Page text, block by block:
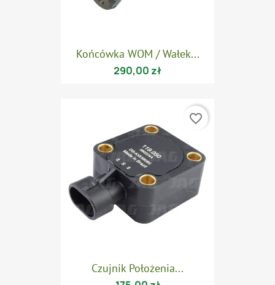
Końcówka WOM / Wałek...
290,00 zł
Czujnik Położenia...
favorite_border